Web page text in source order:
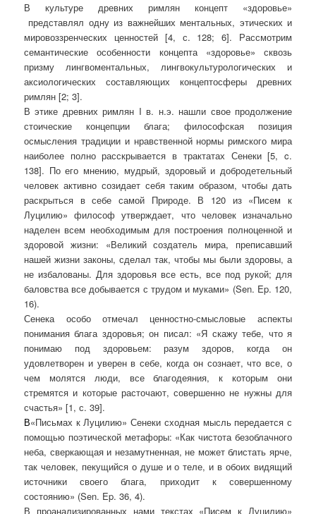
В культуре древних римлян концепт «здоровье»
представлял одну из важнейших ментальных, этических и
мировоззренческих ценностей[4, с. 128; 6]. Рассмотрим
семантические особенности концепта «здоровье» сквозь
призму лингвоментальных, лингвокультурологических и
аксиологических составляющих концептосферы древних
римлян[2; 3].
В этике древних римлян I в. н.э. нашли свое продолжение
стоические концепции блага; философская позиция
осмысления традиции и нравственной нормы римского мира
наиболее полно расскрывается в трактатах Сенеки [5, c.
138]. По его мнению, мудрый, здоровый и добродетельный
человек активно созидает себя таким образом, чтобы дать
раскрыться в себе самой Природе. В 120 из «Писем к
Луцилию» философ утверждает, что человек изначально
наделен всем необходимым для построения полноценной и
здоровой жизни: «Великий создатель мира, преписавший
нашей жизни законы, сделал так, чтобы мы были здоровы, а
не избалованы. Для здоровья все есть, все под рукой; для
баловства все добывается с трудом и муками» (Sen. Ep. 120,
16).
Сенека особо отмечал ценностно-смысловые аспекты
понимания блага здоровья; он писал: «Я скажу тебе, что я
понимаю под здоровьем: разум здоров, когда он
удовлетворен и уверен в себе, когда он сознает, что все, о
чем молятся люди, все благодеяния, к которым они
стремятся и которые расточают, совершенно не нужны для
счастья» [1, с. 39].
В«Письмах к Луцилию» Сенеки сходная мысль передается с
помощью поэтической метафоры: «Как чистота безоблачного
неба, сверкающая и незамутненная, не может блистать ярче,
так человек, пекущийся о душе и о теле, и в обоих видящий
источники своего блага, приходит к совершенному
состоянию» (Sen. Ep. 36, 4).
В проанализированных нами текстах «Писем к Луцилию»